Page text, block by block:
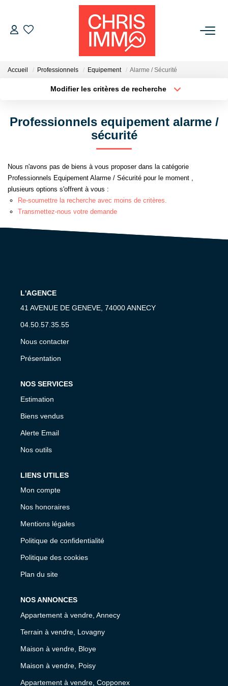
ACHETER
L'AGENCE
L'équipe
Accueil Professionnels Equipement Alarme / Sécurité
Modifier les critères de recherche
Professionnels equipement alarme /
sécurité
Nous n'avons pas de biens à vous proposer dans la catégorie
Professionnels Equipement Alarme / Sécurité pour le moment ,
plusieurs options s'offrent à vous :
Re-soumettre la recherche avec moins de critères.
Transmettez-nous votre demande
L'AGENCE
41 AVENUE DE GENEVE, 74000 ANNECY
04.50.57.35.55
Nous contacter
Présentation
NOS SERVICES
Estimation
Biens vendus
Alerte Email
Nos outils
LIENS UTILES
Mon compte
Nos honoraires
Mentions légales
Politique de confidentialité
Politique des cookies
Plan du site
NOS ANNONCES
Appartement à vendre, Annecy
Terrain à vendre, Lovagny
Maison à vendre, Bloye
Maison à vendre, Poisy
Appartement à vendre, Copponex